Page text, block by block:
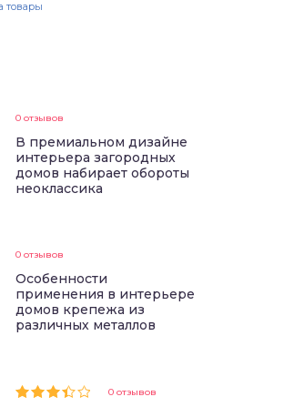
товары
0 отзывов
В премиальном дизайне
интерьера загородных
домов набирает обороты
неоклассика
0 отзывов
Особенности
применения в интерьере
домов крепежа из
различных металлов
0 отзывов